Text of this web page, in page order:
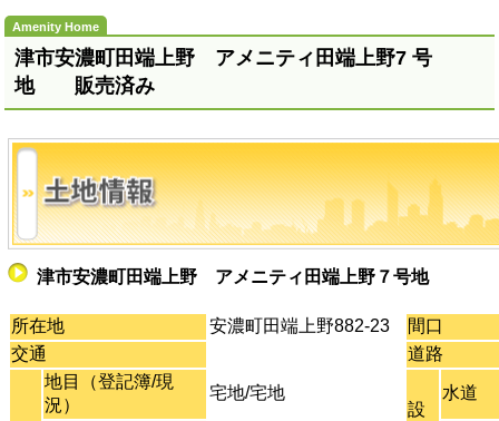
津市安濃町田端上野 アメニティ田端上野7 号
地 販売済み
津市安濃町田端上野 アメニティ田端上野７号地
所在地 安濃町田端上野882-23
間口
交通
道路
地目（登記簿/現
況）
宅地/宅地
設
水道